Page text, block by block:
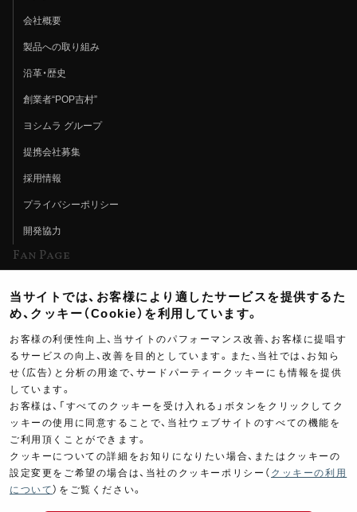
会社概要
製品への取り組み
沿革・歴史
創業者“POP吉村”
ヨシムラ グループ
提携会社募集
採用情報
プライバシーポリシー
開発協力
Fan Page
ヨシムラTV
イベント情報
イベントスケジュール
ツーリングブレイクタイム
製品ポスター
当サイトでは、お客様により適したサービスを提供するた
め、クッキー（Cookie）を利用しています。
お客様の利便性向上、当サイトのパフォーマンス改善、お客様に提唱す
るサービスの向上、改善を目的としています。また、当社では、お知ら
せ（広告）と分析の用途で、サードパーティークッキーにも情報を提供
しています。
お客様は、「すべてのクッキーを受け入れる」ボタンをクリックしてク
ッキーの使用に同意することで、当社ウェブサイトのすべての機能を
ご利用頂くことができます。
クッキーについての詳細をお知りになりたい場合、またはクッキーの
設定変更をご希望の場合は、当社のクッキーポリシー（ クッキーの利用
について ）をご覧ください。